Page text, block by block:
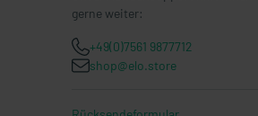
gerne weiter:
+49(0)7561 9877712
shop@elo.store